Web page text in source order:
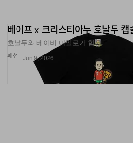
패션
베이프 x 크리스티아누 호날두 캡
호날두와 베이비 마일로가 함께.
Jun 9, 2026